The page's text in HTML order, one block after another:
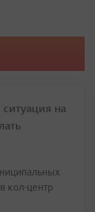
на
кол-центр